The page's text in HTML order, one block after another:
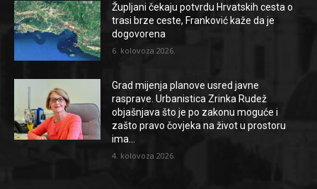
Župljani čekaju potvrdu Hrvatskih cesta o
trasi brze ceste, Franković kaže da je
dogovorena
6. kolovoza 2026.
Grad mijenja planove usred javne
rasprave. Urbanistica Zrinka Rudež
objašnjava što je po zakonu moguće i
zašto pravo čovjeka na život u prostoru
ima...
4. kolovoza 2026.